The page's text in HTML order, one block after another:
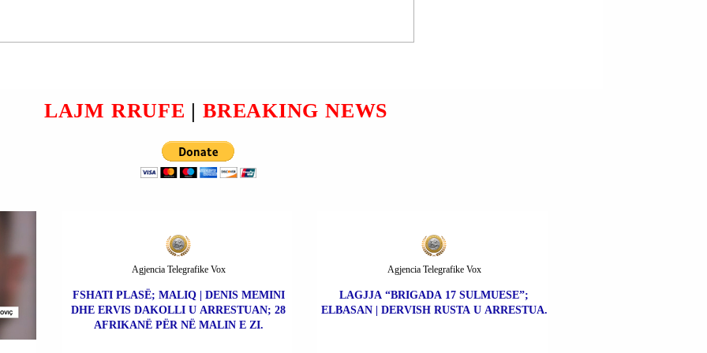
NUK MUND TË BËJË
NESH DHE MBRETËRISË
SË DANIMARKËS.
TRUMP) DHE SEKRETARI I
LAJM RRUFE | BREAKING NEWS
FSHATI PLASË; MALIQ | DENIS MEMINI
DHE ERVIS DAKOLLI U ARRESTUAN; 28
AFRIKANË PËR NË MALIN E ZI.
Agjencia Telegrafike Vox
LAGJJA “BRIGADA 17 SULMUESE”;
ELBASAN | DERVISH RUSTA U ARRESTUA.
Agjencia Telegrafike Vox